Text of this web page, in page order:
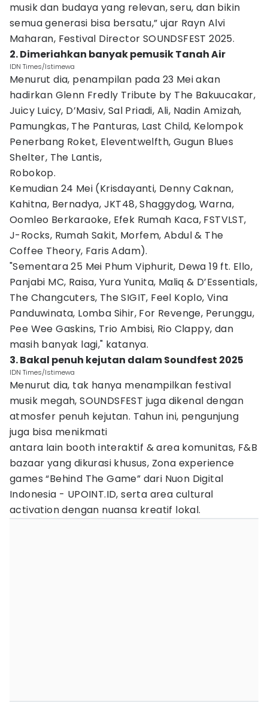
musik dan budaya yang relevan, seru, dan bikin
semua generasi bisa bersatu,” ujar Rayn Alvi
Maharan, Festival Director SOUNDSFEST 2025.
2. Dimeriahkan banyak pemusik Tanah Air
IDN Times/Istimewa
Menurut dia, penampilan pada 23 Mei akan
hadirkan Glenn Fredly Tribute by The Bakuucakar,
Juicy Luicy, D’Masiv, Sal Priadi, Ali, Nadin Amizah,
Pamungkas, The Panturas, Last Child, Kelompok
Penerbang Roket, Eleventwelfth, Gugun Blues
Shelter, The Lantis,
Robokop.
Kemudian 24 Mei (Krisdayanti, Denny Caknan,
Kahitna, Bernadya, JKT48, Shaggydog, Warna,
Oomleo Berkaraoke, Efek Rumah Kaca, FSTVLST,
J-Rocks, Rumah Sakit, Morfem, Abdul & The
Coffee Theory, Faris Adam).
"Sementara 25 Mei Phum Viphurit, Dewa 19 ft. Ello,
Panjabi MC, Raisa, Yura Yunita, Maliq & D’Essentials,
The Changcuters, The SIGIT, Feel Koplo, Vina
Panduwinata, Lomba Sihir, For Revenge, Perunggu,
Pee Wee Gaskins, Trio Ambisi, Rio Clappy, dan
masih banyak lagi," katanya.
3. Bakal penuh kejutan dalam Soundfest 2025
IDN Times/Istimewa
Menurut dia, tak hanya menampilkan festival
musik megah, SOUNDSFEST juga dikenal dengan
atmosfer penuh kejutan. Tahun ini, pengunjung
juga bisa menikmati
antara lain booth interaktif & area komunitas, F&B
bazaar yang dikurasi khusus, Zona experience
games “Behind The Game” dari Nuon Digital
Indonesia - UPOINT.ID, serta area cultural
activation dengan nuansa kreatif lokal.